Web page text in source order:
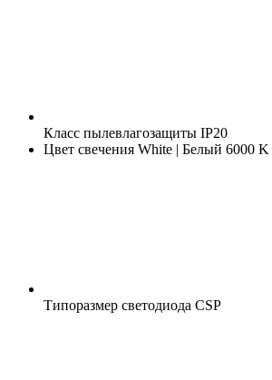
Класс пылевлагозащиты IP20
Цвет свечения White | Белый 6000 K
Типоразмер светодиода CSP